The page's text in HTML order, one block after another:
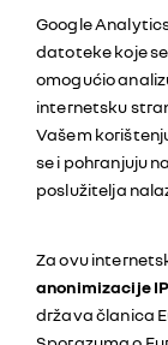
Google
datoteke koje
omogućio
internetsku
Vašem
se i pohranjuju
poslužitelja
Za ovu
anonimizacije
država članica